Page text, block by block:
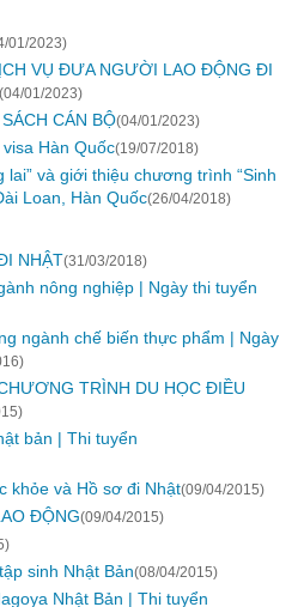
01/2023)
VỤ ĐƯA NGƯỜI LAO ĐỘNG ĐI
(04/01/2023)
CÁN BỘ(04/01/2023)
Hàn Quốc(19/07/2018)
và giới thiệu chương trình “Sinh
Loan, Hàn Quốc(26/04/2018)
NHẬT(31/03/2018)
nông nghiệp | Ngày thi tuyển
ngành chế biến thực phẩm | Ngày
TRÌNH DU HỌC ĐIỀU
bản | Thi tuyển
khỏe và Hồ sơ đi Nhật(09/04/2015)
ĐỘNG(09/04/2015)
sinh Nhật Bản(08/04/2015)
Nhật Bản | Thi tuyển